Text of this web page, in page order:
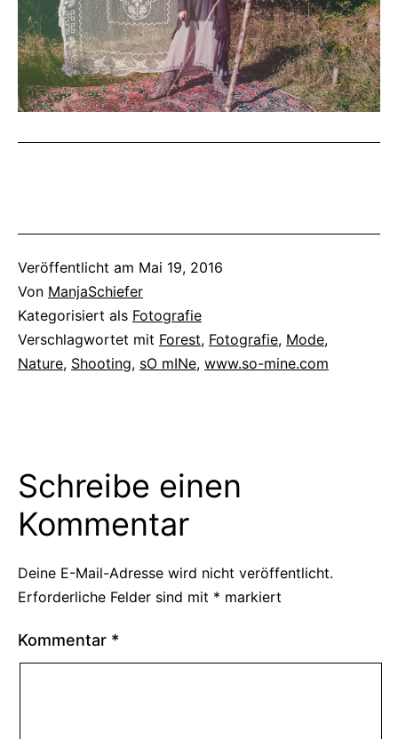
Veröffentlicht am Mai 19, 2016
Von ManjaSchiefer
Kategorisiert als Fotografie
Verschlagwortet mit Forest, Fotografie, Mode,
Nature, Shooting, sO mINe, www.so-mine.com
Schreibe einen
Kommentar
Deine E-Mail-Adresse wird nicht veröffentlicht.
Erforderliche Felder sind mit * markiert
Kommentar *